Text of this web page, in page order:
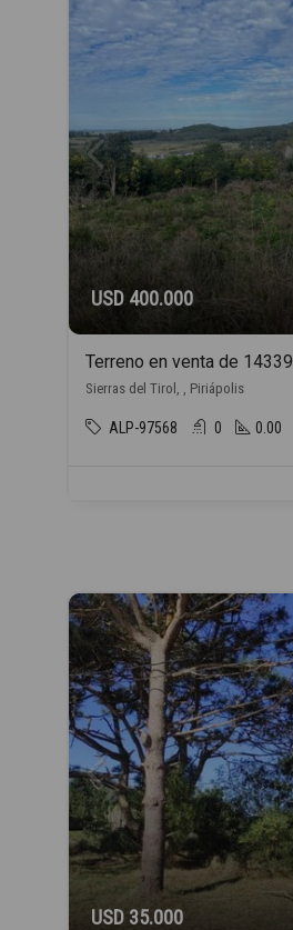
USD 400.000
Sierras del Tirol, , Piriápolis
ALP-97568 0 0.00
USD 35.000